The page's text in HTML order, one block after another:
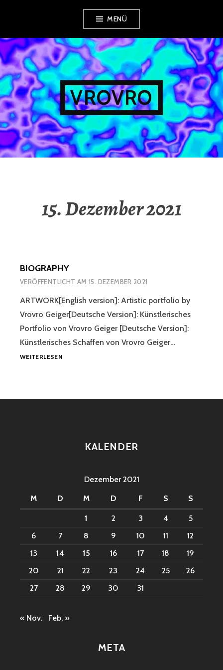
springen
MENÜ
VROVRO
15. Dezember 2021
BIOGRAPHY
VERÖFFENTLICHT AM15. DEZEMBER 2021
ARTWORK[English version]: Artistic portfolio by
Vrovro Geiger[Deutsche Version]: Künstlerisches
Portfolio von Vrovro Geiger [Deutsche Version]:
Künstlerisches Schaffen von Vrovro Geiger…
WEITERLESENBIOGRAPHY
KALENDER
Dezember 2021
M
D M D F S S
1 2 3 4
5
6
7 8 9 10 11
12
13
14 15 16 17 18
19
20
21 22 23 24 25
26
27
28 29 30 31
« Nov. Feb. »
META